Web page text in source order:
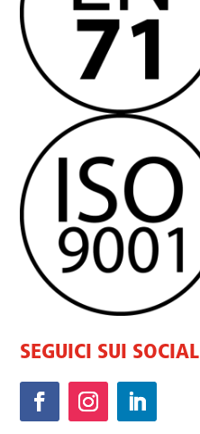
SEGUICI SUI SOCIAL